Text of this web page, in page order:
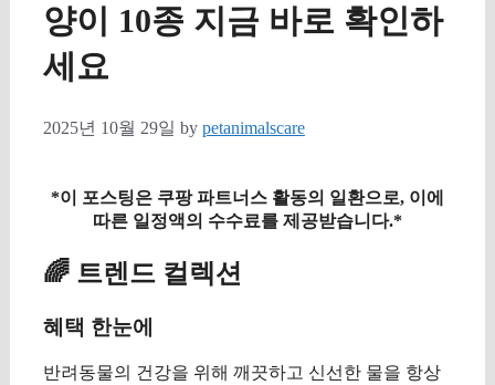
양이 10종 지금 바로 확인하
세요
2025년 10월 29일 by petanimalscare
*이 포스팅은 쿠팡 파트너스 활동의 일환으로, 이에
따른 일정액의 수수료를 제공받습니다.*
🌈 트렌드 컬렉션
혜택 한눈에
반려동물의 건강을 위해 깨끗하고 신선한 물을 항상